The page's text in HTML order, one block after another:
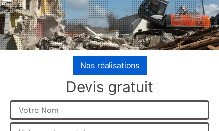
Nos réalisations
Devis gratuit